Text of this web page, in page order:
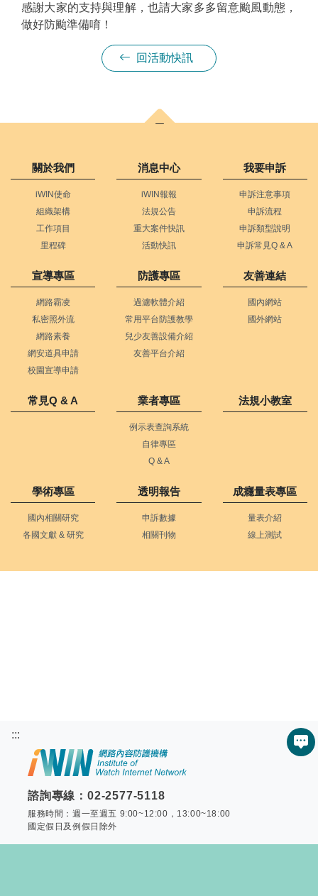
感謝大家的支持與理解，也請大家多多留意颱風動態，
做好防颱準備唷！
回活動快訊
關於我們
iWIN使命
組織架構
工作項目
里程碑
消息中心
iWIN報報
法規公告
重大案件快訊
活動快訊
我要申訴
申訴注意事項
申訴流程
申訴類型說明
申訴常見Q & A
宣導專區
網路霸凌
私密照外流
網路素養
網安道具申請
校園宣導申請
防護專區
過濾軟體介紹
常用平台防護教學
兒少友善設備介紹
友善平台介紹
友善連結
國內網站
國外網站
常見Q & A 業者專區
例示表查詢系統
自律專區
Q & A
法規小教室
學術專區
國內相關研究
各國文獻 & 研究
透明報告
申訴數據
相關刊物
成癮量表專區
量表介紹
線上測試
:::
諮詢專線：02-2577-5118
服務時間：週一至週五 9:00~12:00，13:00~18:00
國定假日及例假日除外
服